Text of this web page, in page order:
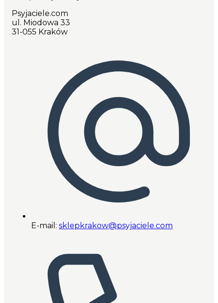
Psyjaciele.com
ul. Miodowa 33
31-055 Kraków
E-mail: sklepkrakow@psyjaciele.com